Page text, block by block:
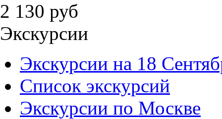
2 130 руб
Экскурсии
Экскурсии на 18
Список экскурсий
Экскурсии по Москве